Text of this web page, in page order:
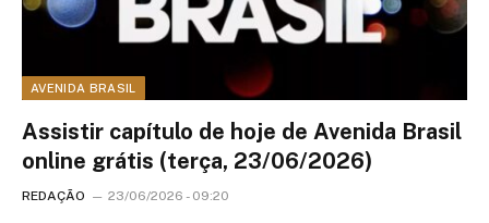
AVENIDA BRASIL
Assistir capítulo de hoje de Avenida Brasil
online grátis (terça, 23/06/2026)
REDAÇÃO 23/06/2026 - 09:20